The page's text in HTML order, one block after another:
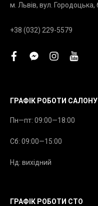
м. Львів, вул. Городоцька,
+38 (032) 229-5579
facebookfacebook-
instagram
ГРАФІК РОБОТИ САЛОНУ
Пн—пт: 09:00—18:00
Сб: 09:00—15:00
Нд: вихідний
ГРАФІК РОБОТИ СТО